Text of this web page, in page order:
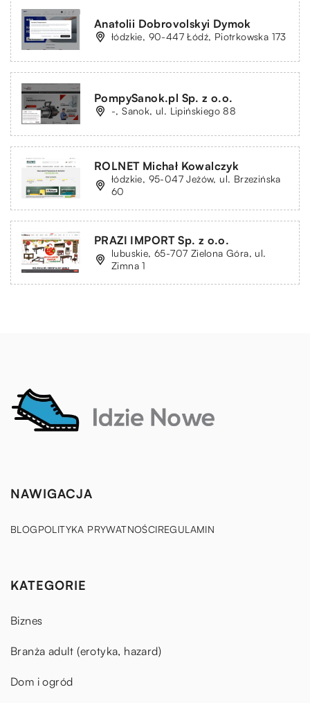
Anatolii Dobrovolskyi Dymok
łódzkie, 90-447 Łódź, Piotrkowska 173
PompySanok.pl Sp. z o.o.
-, Sanok, ul. Lipińskiego 88
ROLNET Michał Kowalczyk
łódzkie, 95-047 Jeżów, ul. Brzezińska
60
PRAZI IMPORT Sp. z o.o.
lubuskie, 65-707 Zielona Góra, ul.
Zimna 1
NAWIGACJA
BLOGPOLITYKA PRYWATNOŚCIREGULAMIN
KATEGORIE
Biznes
Branża adult (erotyka, hazard)
Dom i ogród